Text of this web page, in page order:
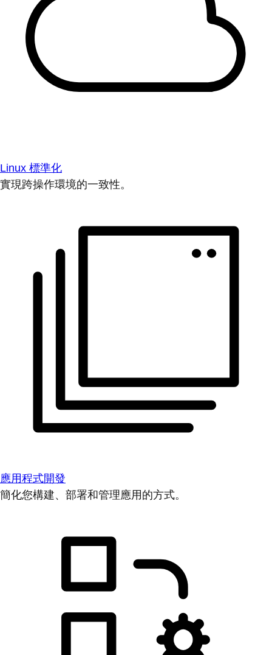
Linux 標準化
實現跨操作環境的一致性。
應用程式開發
簡化您構建、部署和管理應用的方式。